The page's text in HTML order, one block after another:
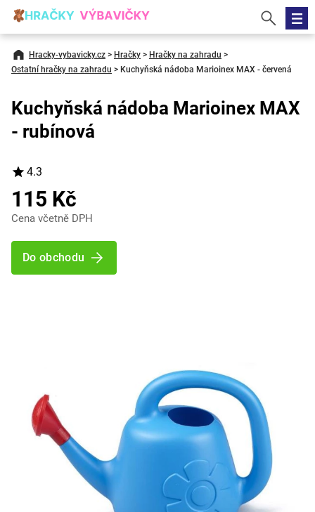
Hracky-vybavicky.cz > Hračky > Hračky na zahradu >
Ostatní hračky na zahradu > Kuchyňská nádoba Marioinex MAX - červená
Kuchyňská nádoba Marioinex MAX
- rubínová
4.3
115 Kč
Cena včetně DPH
Do obchodu